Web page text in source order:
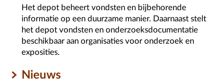
Het depot beheert vondsten en bijbehorende
informatie op een duurzame manier. Daarnaast stelt
het depot vondsten en onderzoeksdocumentatie
beschikbaar aan organisaties voor onderzoek en
exposities.
Nieuws